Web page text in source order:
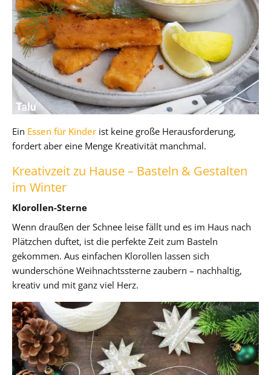
Ein Essen für Kinder ist keine große Herausforderung,
fordert aber eine Menge Kreativität manchmal.
Kreativzeit zu Hause – Basteln & Gestalten
im Winter
Klorollen-Sterne
Wenn draußen der Schnee leise fällt und es im Haus nach
Plätzchen duftet, ist die perfekte Zeit zum Basteln
gekommen. Aus einfachen Klorollen lassen sich
wunderschöne Weihnachtssterne zaubern – nachhaltig,
kreativ und mit ganz viel Herz.